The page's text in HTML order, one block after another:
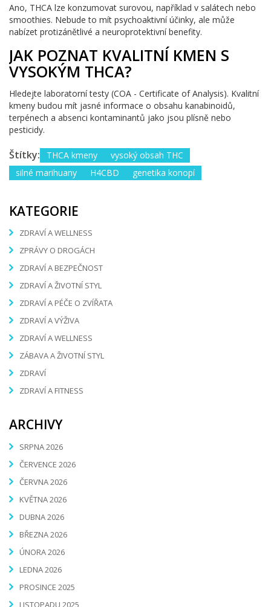
Ano, THCA lze konzumovat surovou, například v salátech nebo
smoothies. Nebude to mít psychoaktivní účinky, ale může
nabízet protizánětlivé a neuroprotektivní benefity.
JAK POZNAT KVALITNÍ KMEN S
VYSOKÝM THCA?
Hledejte laboratorní testy (COA - Certificate of Analysis). Kvalitní
kmeny budou mít jasné informace o obsahu kanabinoidů,
terpénech a absenci kontaminantů jako jsou plísně nebo
pesticidy.
Štítky: THCA kmeny
vysoký obsah THC
silné marihuany
H4CBD genetika konopí
KATEGORIE
ZDRAVÍ A WELLNESS
ZPRÁVY O DROGÁCH
ZDRAVÍ A BEZPEČNOST
ZDRAVÍ A ŽIVOTNÍ STYL
ZDRAVÍ A PÉČE O ZVÍŘATA
ZDRAVÍ A VÝŽIVA
ZDRAVÍ A WELLNESS
ZÁBAVA A ŽIVOTNÍ STYL
ZDRAVÍ
ZDRAVÍ A FITNESS
ARCHIVY
SRPNA 2026
ČERVENCE 2026
ČERVNA 2026
KVĚTNA 2026
DUBNA 2026
BŘEZNA 2026
ÚNORA 2026
LEDNA 2026
PROSINCE 2025
LISTOPADU 2025